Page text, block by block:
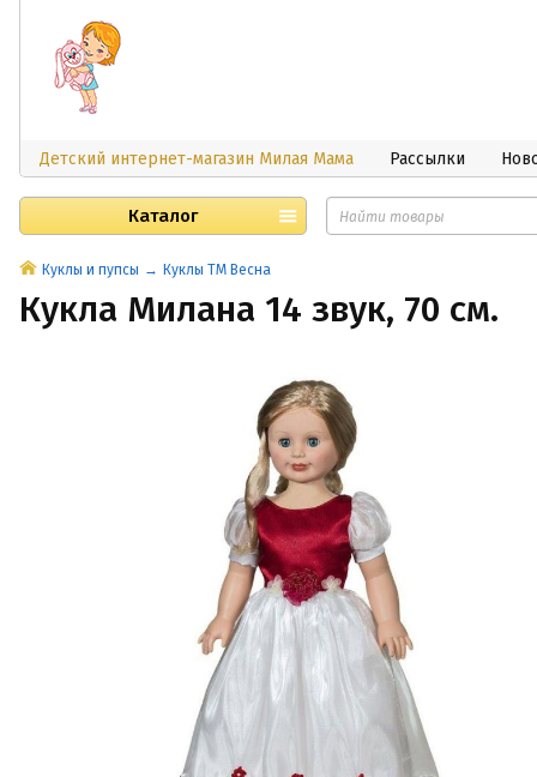
Детский интернет-магазин Милая Мама Рассылки
Каталог
Куклы и пупсы Куклы ТМ Весна
Кукла Милана 14 звук, 70 см.